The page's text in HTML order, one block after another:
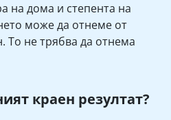
на дома и степента на
може да отнеме от
То не трябва да отнема
краен резултат?